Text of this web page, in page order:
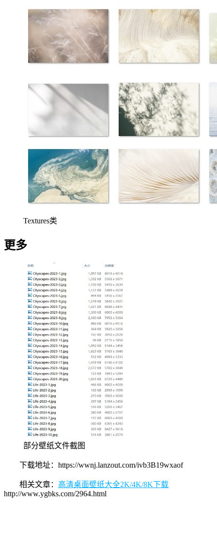
Textures类
更多
部分壁纸文件截图
下载地址：https://wwnj.lanzout.com/ivb3B19wxaof
相关文章： 高清桌面壁纸大全2K/4K/8K下载
http://www.ygbks.com/2964.html